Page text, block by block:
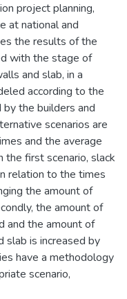
project planning,
at national and
the results of the
with the stage of
and slab, in a
according to the
the builders and
scenarios are
and the average
first scenario, slack
relation to the times
the amount of
the amount of
and the amount of
slab is increased by
have a methodology
scenario,